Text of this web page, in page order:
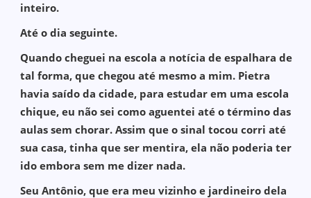
inteiro.
Até o dia seguinte.
Quando cheguei na escola a notícia de espalhara de
tal forma, que chegou até mesmo a mim. Pietra
havia saído da cidade, para estudar em uma escola
chique, eu não sei como aguentei até o término das
aulas sem chorar. Assim que o sinal tocou corri até
sua casa, tinha que ser mentira, ela não poderia ter
ido embora sem me dizer nada.
Seu Antônio, que era meu vizinho e jardineiro dela